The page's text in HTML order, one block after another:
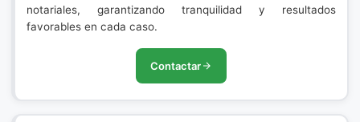
notariales, garantizando tranquilidad y resultados
favorables en cada caso.
Contactar